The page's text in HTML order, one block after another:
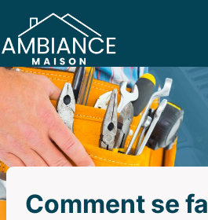
contenu
Comment se